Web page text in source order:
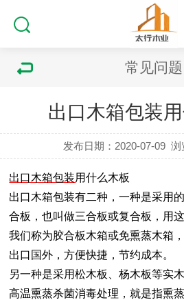
常见问题
出口木箱包装
发布日期：2020-07-09 浏
出口木箱包装用什么木板
出口木箱包装有二种，一种是采用的
合板，也叫做三合板或复合板，用
我们称为胶合板木箱或免熏蒸木箱
出口国外，方便快捷，节约成本。
另一种是采用松木板、杨木板等实
高温熏蒸杀菌消毒处理，就是指熏